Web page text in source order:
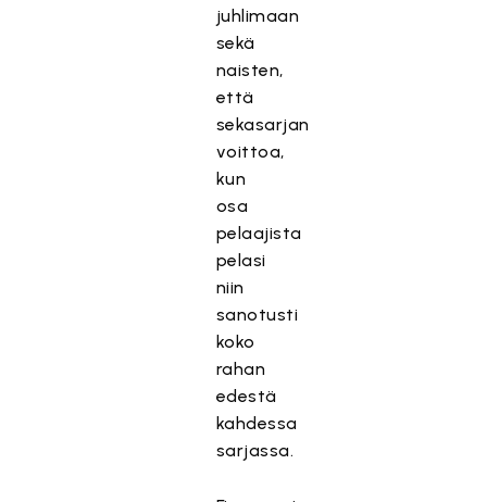
juhlimaan
sekä
naisten,
että
sekasarjan
voittoa,
kun
osa
pelaajista
pelasi
niin
sanotusti
koko
rahan
edestä
kahdessa
sarjassa.